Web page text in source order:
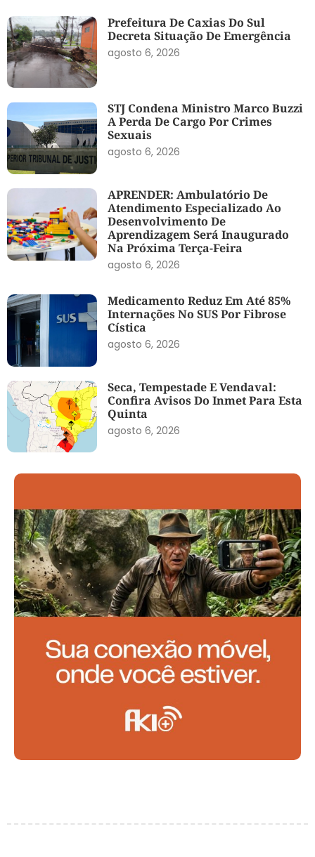
Prefeitura De Caxias Do Sul
Decreta Situação De Emergência
agosto 6, 2026
STJ Condena Ministro Marco Buzzi
A Perda De Cargo Por Crimes
Sexuais
agosto 6, 2026
APRENDER: Ambulatório De
Atendimento Especializado Ao
Desenvolvimento De
Aprendizagem Será Inaugurado
Na Próxima Terça-Feira
agosto 6, 2026
Medicamento Reduz Em Até 85%
Internações No SUS Por Fibrose
Cística
agosto 6, 2026
Seca, Tempestade E Vendaval:
Confira Avisos Do Inmet Para Esta
Quinta
agosto 6, 2026